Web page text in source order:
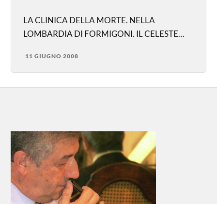
LA CLINICA DELLA MORTE. NELLA
LOMBARDIA DI FORMIGONI. IL CELESTE…
11 GIUGNO 2008